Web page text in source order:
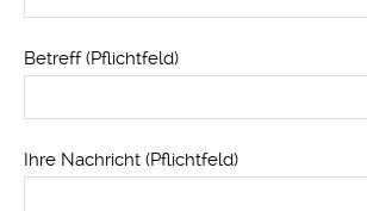
Betreff (Pflichtfeld)
Ihre Nachricht (Pflichtfeld)